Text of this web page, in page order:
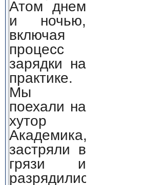
Атом днем
и ночью,
включая
процесс
зарядки на
практике.
Мы
поехали на
хутор
Академика,
застряли в
грязи и
разрядились